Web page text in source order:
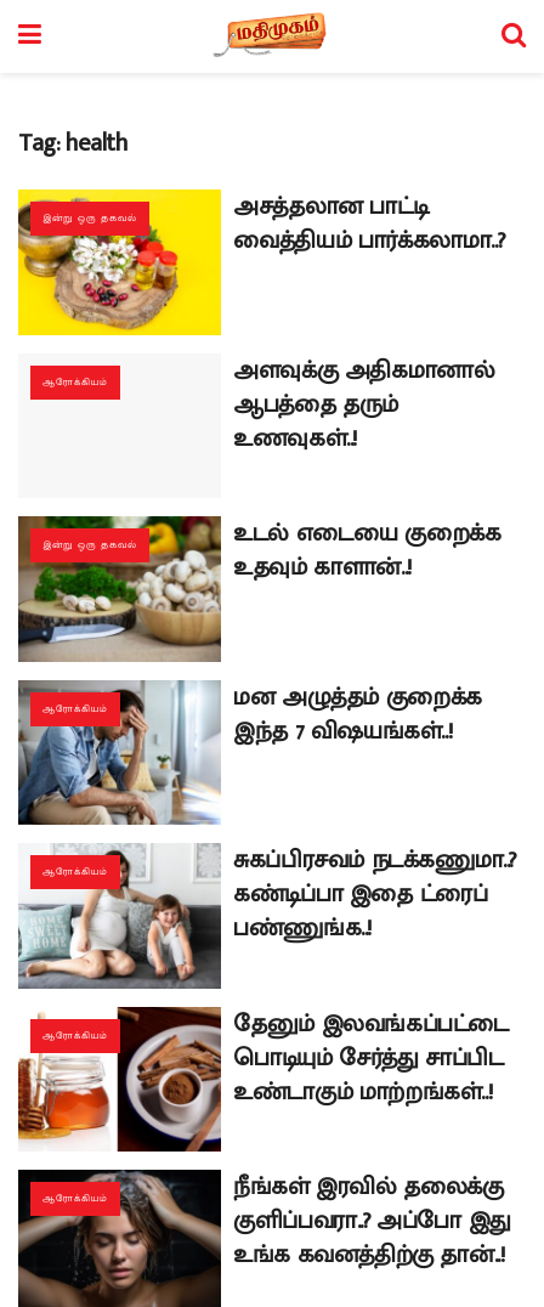
Tag:health
இன்று ஒரு தகவல்
அசத்தலான பாட்டி
வைத்தியம் பார்க்கலாமா..?
ஆரோக்கியம்
அளவுக்கு அதிகமானால்
ஆபத்தை தரும்
உணவுகள்..!
இன்று ஒரு தகவல்
உடல் எடையை குறைக்க
உதவும் காளான்..!
ஆரோக்கியம்
மன அழுத்தம் குறைக்க
இந்த 7 விஷயங்கள்..!
ஆரோக்கியம்
சுகப்பிரசவம் நடக்கணுமா..?
கண்டிப்பா இதை ட்ரைப்
பண்ணுங்க..!
ஆரோக்கியம்
தேனும் இலவங்கப்பட்டை
பொடியும் சேர்த்து சாப்பிட
உண்டாகும் மாற்றங்கள்..!
ஆரோக்கியம்
நீங்கள் இரவில் தலைக்கு
குளிப்பவரா..? அப்போ இது
உங்க கவனத்திற்கு தான்..!